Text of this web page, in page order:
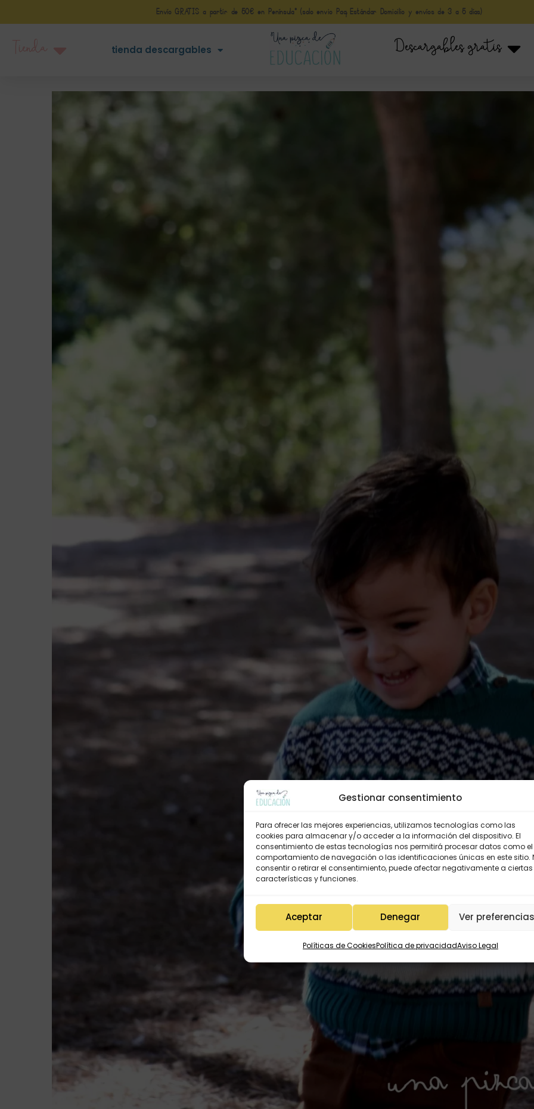
Gestionar consentimiento
Para ofrecer las mejores experiencias, utilizamos tecnologías como las
cookies para almacenar y/o acceder a la información del dispositivo. El
consentimiento de estas tecnologías nos permitirá procesar datos como el
comportamiento de navegación o las identificaciones únicas en este sitio.
consentir o retirar el consentimiento, puede afectar negativamente a ciertas
características y funciones.
Aceptar Denegar Ver
Políticas de CookiesPolítica de privacidadAviso Legal
Envío GRATIS a partir de 50€ en Península* (solo envio Paq Estándar Domicilio y envíos de 3 a 5 días)
tienda descargables Descargables gratis